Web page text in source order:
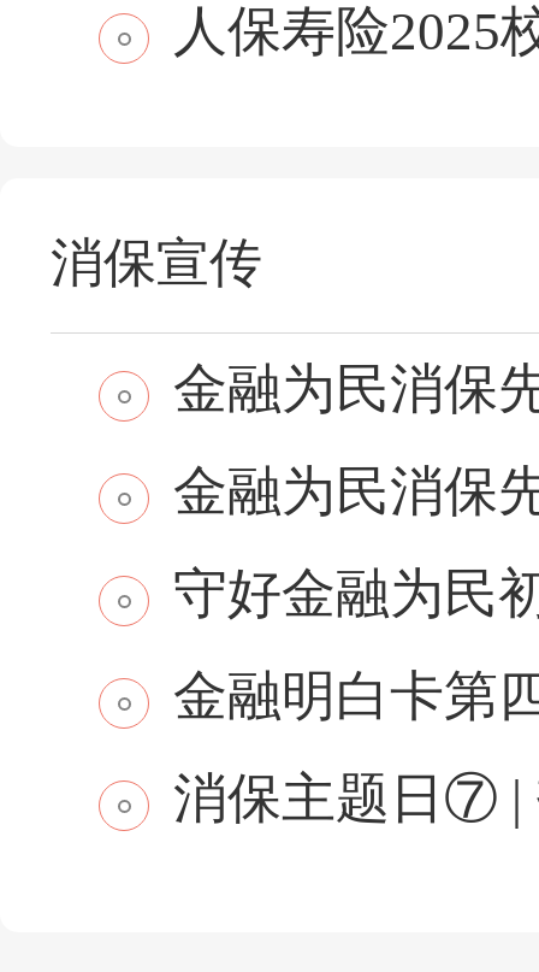
人保寿险2025
消保宣传
金融为民消保
金融为民消保
守好金融为民
金融明白卡第
消保主题日⑦ |